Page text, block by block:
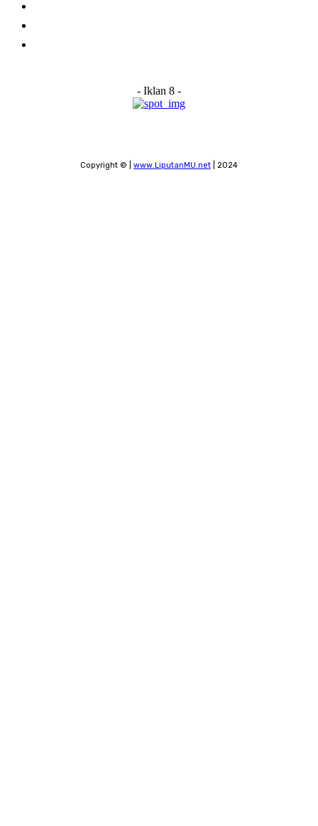
- Iklan 8 -
Copyright © | www.LiputanMU.net | 2024